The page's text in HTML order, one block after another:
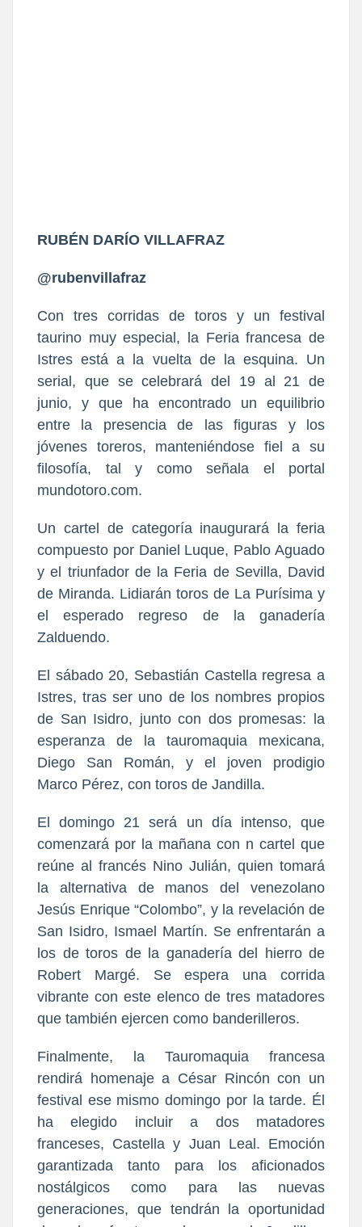
RUBÉN DARÍO VILLAFRAZ
@rubenvillafraz
Con tres corridas de toros y un festival
taurino muy especial, la Feria francesa de
Istres está a la vuelta de la esquina. Un
serial, que se celebrará del 19 al 21 de
junio, y que ha encontrado un equilibrio
entre la presencia de las figuras y los
jóvenes toreros, manteniéndose fiel a su
filosofía, tal y como señala el portal
mundotoro.com.
Un cartel de categoría inaugurará la feria
compuesto por Daniel Luque, Pablo Aguado
y el triunfador de la Feria de Sevilla, David
de Miranda. Lidiarán toros de La Purísima y
el esperado regreso de la ganadería
Zalduendo.
El sábado 20, Sebastián Castella regresa a
Istres, tras ser uno de los nombres propios
de San Isidro, junto con dos promesas: la
esperanza de la tauromaquia mexicana,
Diego San Román, y el joven prodigio
Marco Pérez, con toros de Jandilla.
El domingo 21 será un día intenso, que
comenzará por la mañana con n cartel que
reúne al francés Nino Julián, quien tomará
la alternativa de manos del venezolano
Jesús Enrique “Colombo”, y la revelación de
San Isidro, Ismael Martín. Se enfrentarán a
los de toros de la ganadería del hierro de
Robert Margé. Se espera una corrida
vibrante con este elenco de tres matadores
que también ejercen como banderilleros.
Finalmente, la Tauromaquia francesa
rendirá homenaje a César Rincón con un
festival ese mismo domingo por la tarde. Él
ha elegido incluir a dos matadores
franceses, Castella y Juan Leal. Emoción
garantizada tanto para los aficionados
nostálgicos como para las nuevas
generaciones, que tendrán la oportunidad